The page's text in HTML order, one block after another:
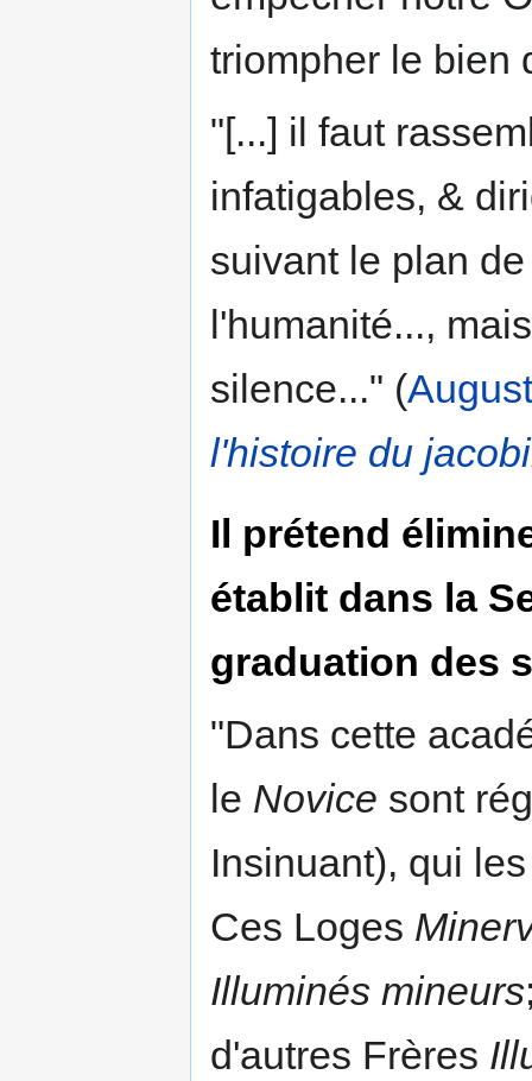
triompher le bien
"[...] il faut
infatigables, &
suivant le plan
l'humanité...,
silence..." (
l'histoire du
Il prétend
établit dans la
graduation des
"Dans cette
le Novice sont
Insinuant), qui
Ces Loges
Illuminés mineurs
d'autres Frères